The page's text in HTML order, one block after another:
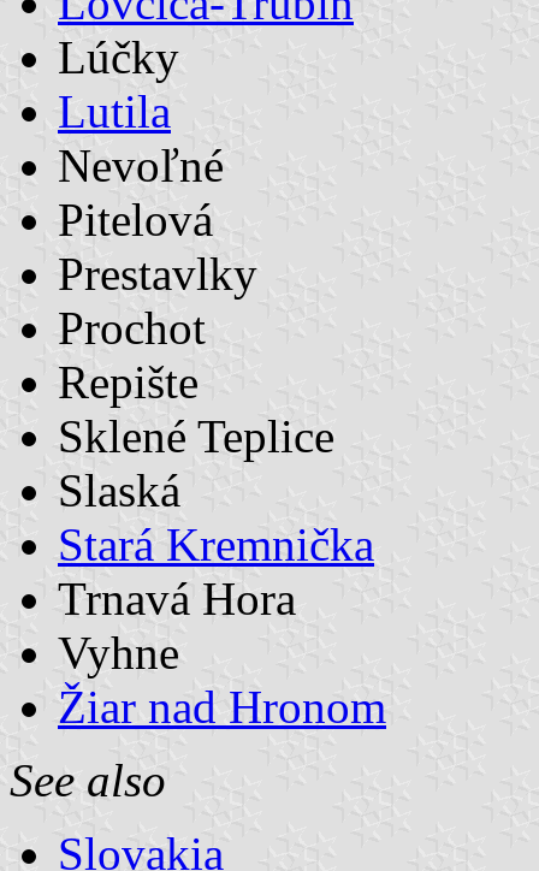
Lúčky
Lutila
Nevoľné
Pitelová
Prestavlky
Prochot
Repište
Sklené Teplice
Slaská
Stará Kremnička
Trnavá Hora
Vyhne
Žiar nad Hronom
See also
Slovakia